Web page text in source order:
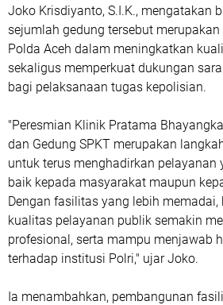
Joko Krisdiyanto, S.I.K., mengatakan
sejumlah gedung tersebut
Polda Aceh dalam meningkatkan
sekaligus memperkuat dukungan
bagi pelaksanaan tugas kepolisian.
"Peresmian Klinik Pratama
dan Gedung SPKT merupakan
untuk terus menghadirkan pelayanan
baik kepada masyarakat maupun
Dengan fasilitas yang lebih memadai,
kualitas pelayanan publik semakin
profesional, serta mampu menjawab
terhadap institusi Polri," ujar Joko.
Ia menambahkan, pembangunan